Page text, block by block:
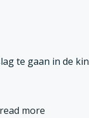
te gaan in de
read more